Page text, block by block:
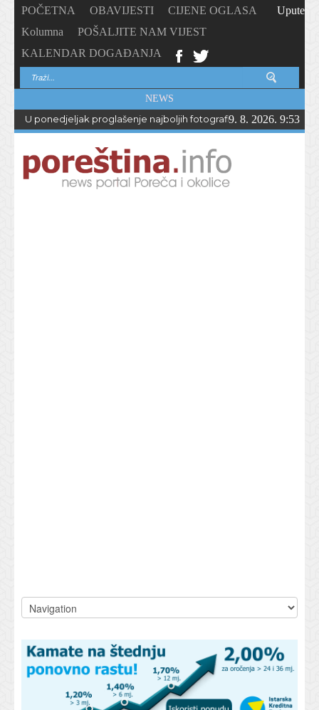
POČETNA OBAVIJESTI
CIJENE OGLASA
Kolumna
POŠALJITE NAM VIJEST
KALENDAR DOGAĐANJA
Upute
NEWS
U ponedjeljak proglašenje najboljih fotografija – PhotoCity2026
9. 8. 2026. 9:53